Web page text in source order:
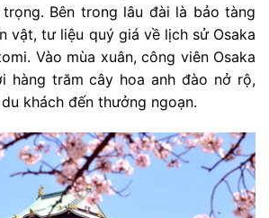
Bên trong lâu đài là bảo tàng
vật, tư liệu quý giá về lịch sử Osaka
Vào mùa xuân, công viên Osaka
hàng trăm cây hoa anh đào nở rộ,
khách đến thưởng ngoạn.